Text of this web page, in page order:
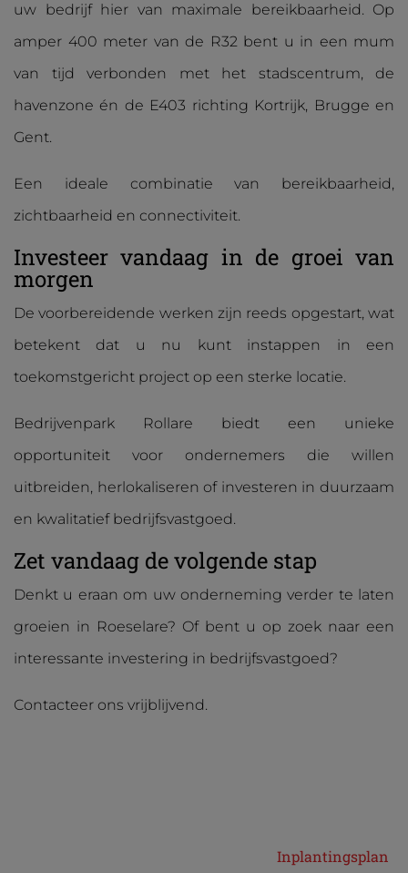
uw bedrijf hier van maximale bereikbaarheid. Op
amper 400 meter van de R32 bent u in een mum
van tijd verbonden met het stadscentrum, de
havenzone én de E403 richting Kortrijk, Brugge en
Gent.
Een ideale combinatie van bereikbaarheid,
zichtbaarheid en connectiviteit.
Investeer vandaag in de groei van
morgen
De voorbereidende werken zijn reeds opgestart, wat
betekent dat u nu kunt instappen in een
toekomstgericht project op een sterke locatie.
Bedrijvenpark Rollare biedt een unieke
opportuniteit voor ondernemers die willen
uitbreiden, herlokaliseren of investeren in duurzaam
en kwalitatief bedrijfsvastgoed.
Zet vandaag de volgende stap
Denkt u eraan om uw onderneming verder te laten
groeien in Roeselare? Of bent u op zoek naar een
interessante investering in bedrijfsvastgoed?
Contacteer ons vrijblijvend.
Inplantingsplan